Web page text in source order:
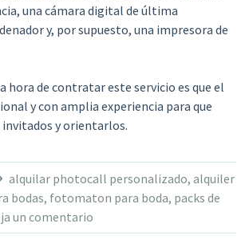
una cámara digital de última
y, por supuesto, una impresora de
hora de contratar este servicio es que el
y con amplia experiencia para que
invitados y orientarlos.
alquilar photocall personalizado, alquiler
bodas, fotomaton para boda, packs de
un comentario